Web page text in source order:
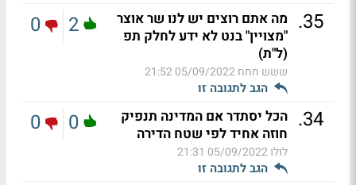
35
. מה אתם רוצים יש לנו שר אוצר
"מצויין" בנט לא ידע לחלק תפ
(ל"ת)
ששש חחח05/09/2022 21:52
הגב לתגובה זו
2
0
34
. הכל יסתדר אם המדינה תנפיק
חוזה אחיד לפי שטח הדירה
לולו05/09/2022 21:31
הגב לתגובה זו
0
0